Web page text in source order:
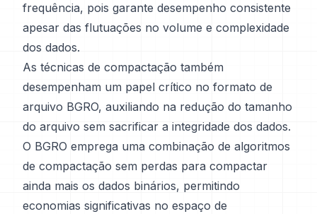
frequência, pois garante desempenho consistente
apesar das flutuações no volume e complexidade
dos dados.
As técnicas de compactação também
desempenham um papel crítico no formato de
arquivo BGRO, auxiliando na redução do tamanho
do arquivo sem sacrificar a integridade dos dados.
O BGRO emprega uma combinação de algoritmos
de compactação sem perdas para compactar
ainda mais os dados binários, permitindo
economias significativas no espaço de